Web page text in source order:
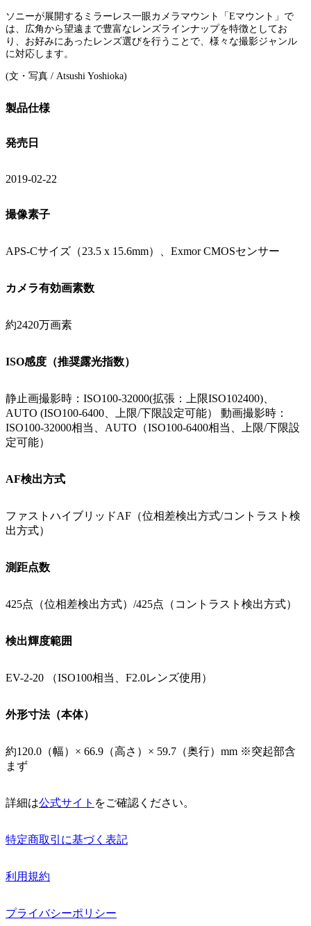
ソニーが展開するミラーレス一眼カメラマウント「Eマウント」で
は、広角から望遠まで豊富なレンズラインナップを特徴としてお
り、お好みにあったレンズ選びを行うことで、様々な撮影ジャンル
に対応します。
(文・写真 / Atsushi Yoshioka)
製品仕様
発売日
2019-02-22
撮像素子
APS-Cサイズ（23.5 x 15.6mm）、Exmor CMOSセンサー
カメラ有効画素数
約2420万画素
ISO感度（推奨露光指数）
静止画撮影時：ISO100-32000(拡張：上限ISO102400)、
AUTO (ISO100-6400、上限/下限設定可能） 動画撮影時：
ISO100-32000相当、AUTO（ISO100-6400相当、上限/下限設
定可能）
AF検出方式
ファストハイブリッドAF（位相差検出方式/コントラスト検
出方式）
測距点数
425点（位相差検出方式）/425点（コントラスト検出方式）
検出輝度範囲
EV-2-20 （ISO100相当、F2.0レンズ使用）
外形寸法（本体）
約120.0（幅）× 66.9（高さ）× 59.7（奥行）mm ※突起部含
まず
詳細は公式サイト をご確認ください。
特定商取引に基づく表記
利用規約
プライバシーポリシー